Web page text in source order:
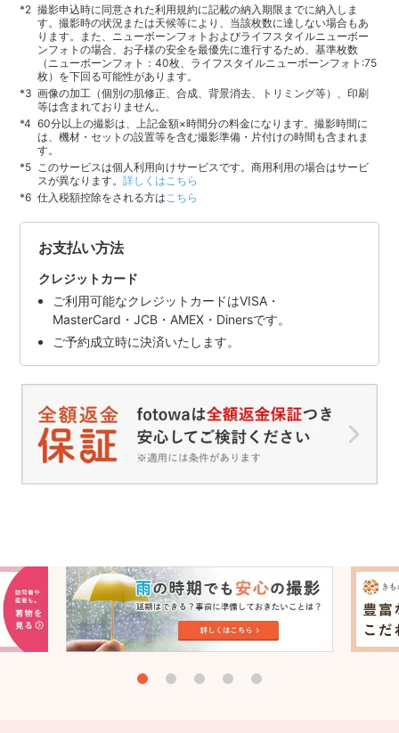
撮影申込時に同意された利用規約に記載の納入期限までに納入しま
す。撮影時の状況または天候等により、当該枚数に達しない場合もあ
ります。また、ニューボーンフォトおよびライフスタイルニューボー
ンフォトの場合、お子様の安全を最優先に進行するため、基準枚数
（ニューボーンフォト：40枚、ライフスタイルニューボーンフォト:75
枚）を下回る可能性があります。
画像の加工（個別の肌修正、合成、背景消去、トリミング等）、印刷
等は含まれておりません。
60分以上の撮影は、上記金額×時間分の料金になります。撮影時間に
は、機材・セットの設置等を含む撮影準備・片付けの時間も含まれま
す。
このサービスは個人利用向けサービスです。商用利用の場合はサービ
スが異なります。詳しくはこちら
仕入税額控除をされる方は こちら
お支払い方法
クレジットカード
ご利用可能なクレジットカードはVISA・
MasterCard・JCB・AMEX・Dinersです。
ご予約成立時に決済いたします。